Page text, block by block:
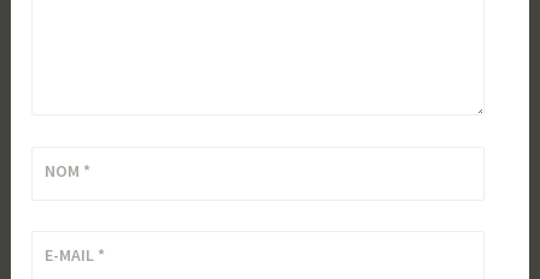
NOM *
E-MAIL *